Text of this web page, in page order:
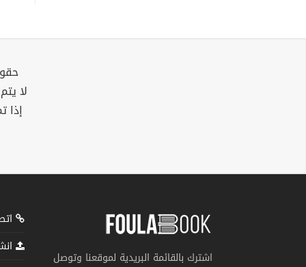
لا
إذا
اشترك بالقائمة البريدية لموقعنا وتوصل